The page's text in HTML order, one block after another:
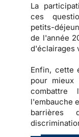
La
ces
petits-
de l'année
d'éclairages
Enfin, cette
pour mieux
l'embauche
barrières